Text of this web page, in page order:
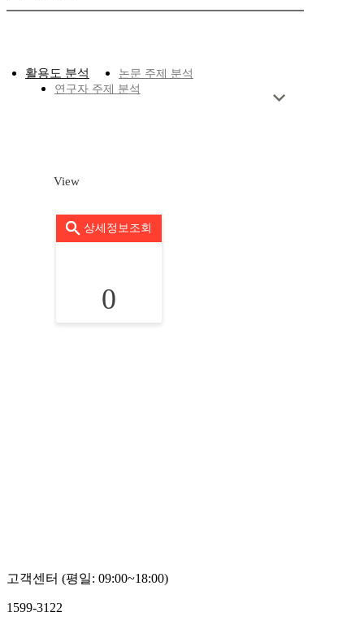
활용도 분석
논문 주제 분석
연구자 주제 분석
View
상세정보조회
0
고객센터 (평일: 09:00~18:00)
1599-3122